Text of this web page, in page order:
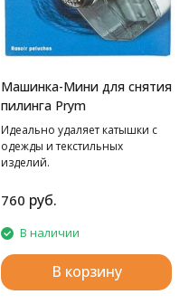
Машинка-Мини для снятия
пилинга Prym
Идеально удаляет катышки с
одежды и текстильных
изделий.
760 руб.
В наличии
В корзину